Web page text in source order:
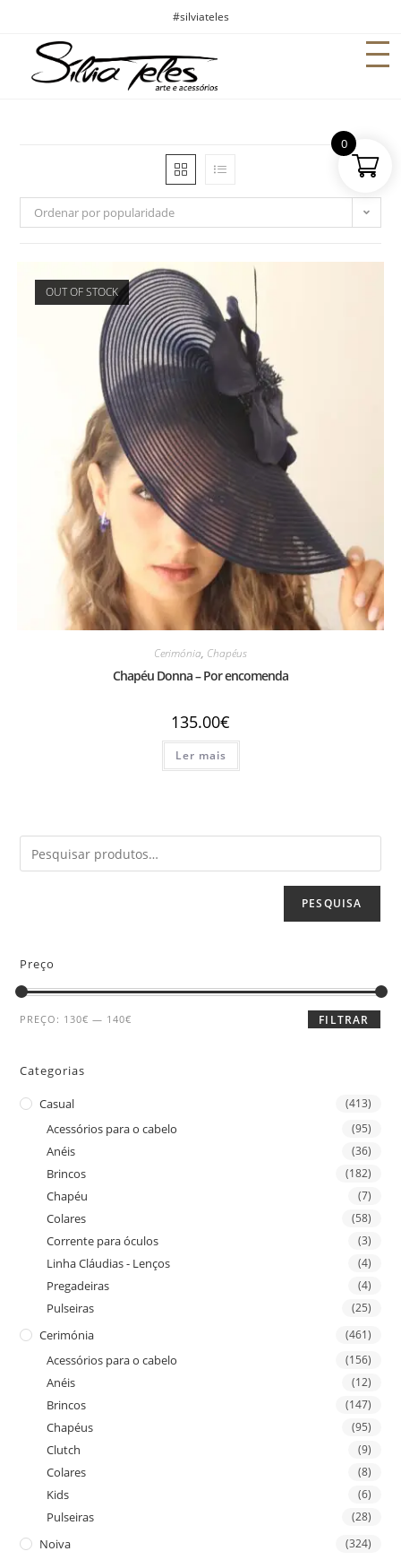
#silviateles
Ordenar por popularidade
OUT OF STOCK
Cerimónia, Chapéus
Chapéu Donna – Por encomenda
135.00€
Ler mais
PESQUISA
Preço
FILTRAR
PREÇO: 130€ — 140€
Categorias
Casual (413)
Acessórios para o cabelo (95)
Anéis (36)
Brincos (182)
Chapéu (7)
Colares (58)
Corrente para óculos (3)
Linha Cláudias - Lenços (4)
Pregadeiras (4)
Pulseiras (25)
Cerimónia (461)
Acessórios para o cabelo (156)
Anéis (12)
Brincos (147)
Chapéus (95)
Clutch (9)
Colares (8)
Kids (6)
Pulseiras (28)
Noiva (324)
0